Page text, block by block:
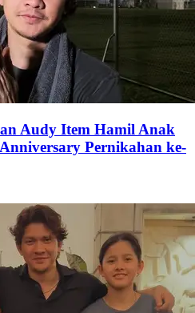
Audy Item Hamil Anak
Pernikahan ke-